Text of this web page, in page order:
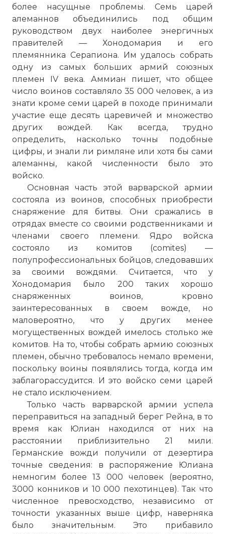
более насущные проблемы. Семь царей
алеманнов объединились под общим
руководством двух наиболее энергичных
правителей — Хонодомария и его
племянника Серапиона. Им удалось собрать
одну из самых больших армий союзных
племен IV века. Аммиан пишет, что общее
число воинов составляло 35 000 человек, а из
знати кроме семи царей в походе принимали
участие еще десять царевичей и множество
других вождей. Как всегда, трудно
определить, насколько точны подобные
цифры, и знали ли римляне или хотя бы сами
алеманны, какой численности было это
войско.
Основная часть этой варварской армии
состояла из воинов, способных приобрести
снаряжение для битвы. Они сражались в
отрядах вместе со своими родственниками и
членами своего племени. Ядро войска
состояло из комитов (comites) —
полупрофессиональных бойцов, следовавших
за своими вождями. Считается, что у
Хонодомария было 200 таких хорошо
снаряженных воинов, кровно
заинтересованных в своем вожде, но
маловероятно, что у других менее
могущественных вождей имелось столько же
комитов. На то, чтобы собрать армию союзных
племен, обычно требовалось немало времени,
поскольку воины появлялись тогда, когда им
заблагорассудится. И это войско семи царей
не стало исключением.
Только часть варварской армии успела
переправиться на западный берег Рейна, в то
время как Юлиан находился от них на
расстоянии приблизительно 21 мили.
Германские вожди получили от дезертира
точные сведения: в распоряжение Юлиана
немногим более 13 000 человек (вероятно,
3000 конников и 10 000 пехотинцев). Так что
численное превосходство, независимо от
точности указанных выше цифр, наверняка
было значительным. Это прибавило